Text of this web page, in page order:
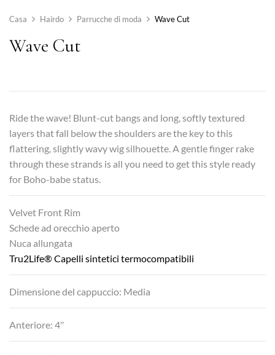
Casa Hairdo Parrucche di moda Wave Cut
Wave Cut
Ride the wave! Blunt-cut bangs and long, softly textured
layers that fall below the shoulders are the key to this
flattering, slightly wavy wig silhouette. A gentle finger rake
through these strands is all you need to get this style ready
for Boho-babe status.
Velvet Front Rim
Schede ad orecchio aperto
Nuca allungata
Tru2Life® Capelli sintetici termocompatibili
Dimensione del cappuccio: Media
Anteriore: 4″